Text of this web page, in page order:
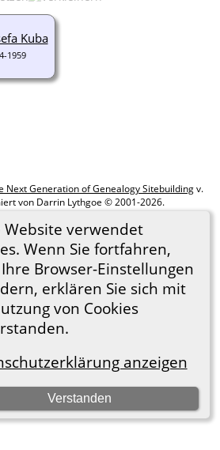
Website verwendet
Wenn Sie fortfahren,
Browser-Einstellungen
erklären Sie sich mit
von Cookies
anzeigen
Verstanden
Kuba
1959
Next Generation of Genealogy Sitebuildingv.
von Darrin Lythgoe © 2001-2026.
Dortmund e.V.. |Datenschutzerklärung
es zum Impressum
Webseite wechseln